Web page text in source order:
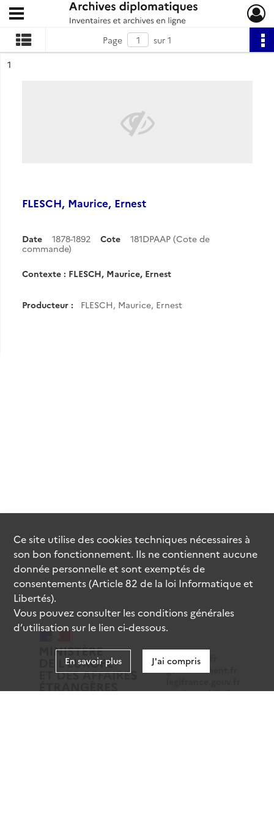
Archives diplomatiques
Ouvrir le menu déroulant
Page
sur 1
n°
1
FLESCH, Maurice, Ernest
Date 1878-1892 Cote
181DPAAP (Cote de
commande)
Contexte : FLESCH, Maurice, Ernest
Producteur : FLESCH, Maurice, Ernest
data.gouv.fr
gouvernement.fr
service-public.fr
Ce site utilise descookiestechniques nécessaires à
son bon fonctionnement. Ils ne contiennent aucune
donnée personnelle et sont exemptés de
consentements (Article 82 de la loi Informatique et
Libertés).
Vous pouvez consulter les conditions générales
d’utilisation sur le lien ci-dessous.
En savoir plus J'ai compris